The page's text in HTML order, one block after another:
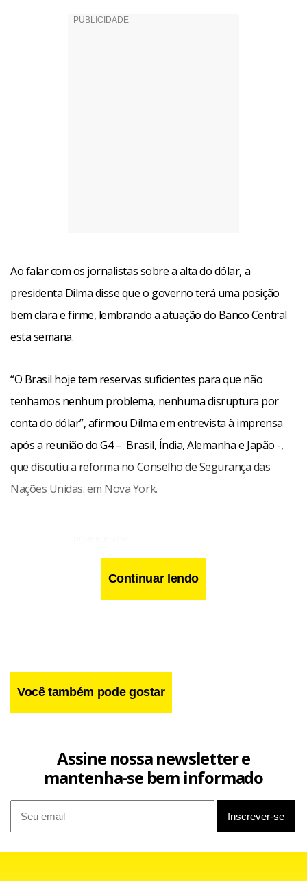
Ao falar com os jornalistas sobre a alta do dólar, a
presidenta Dilma disse que o governo terá uma posição
bem clara e firme, lembrando a atuação do Banco Central
esta semana.
“O Brasil hoje tem reservas suficientes para que não
tenhamos nenhum problema, nenhuma disruptura por
conta do dólar”, afirmou Dilma em entrevista à imprensa
após a reunião do G4 – Brasil, Índia, Alemanha e Japão -,
que discutiu a reforma no Conselho de Segurança das
Nações Unidas. em Nova York.
de dólar no mercado futuro, operação conhecida como
swap, para conter a alta do dólar. “O governo terá uma
Continuar lendo
Você também pode gostar
Assine nossa newsletter e
mantenha-se bem informado